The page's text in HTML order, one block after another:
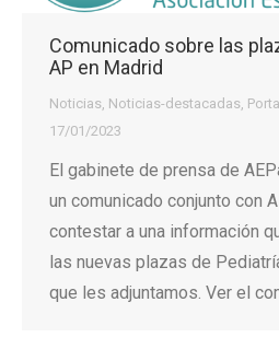
Comunicado sobre las
AP en Madrid
Noticias Noticias-destacadas
17/01/2023
El gabinete de prensa de
un comunicado conjunto con
contestar a una información
las nuevas plazas de
que les adjuntamos. Ver el